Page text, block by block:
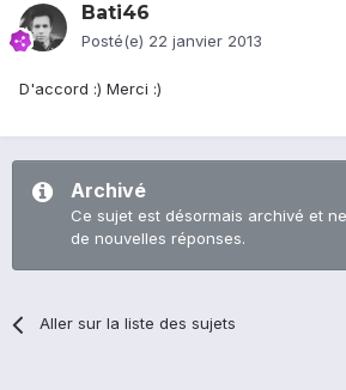
Bati46
Posté(e) 22 janvier 2013
D'accord :) Merci :)
Archivé
Ce sujet est désormais archivé et
de nouvelles réponses.
Aller sur la liste des sujets